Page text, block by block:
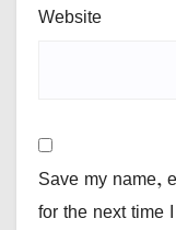
Website
Save my name,
for the next time